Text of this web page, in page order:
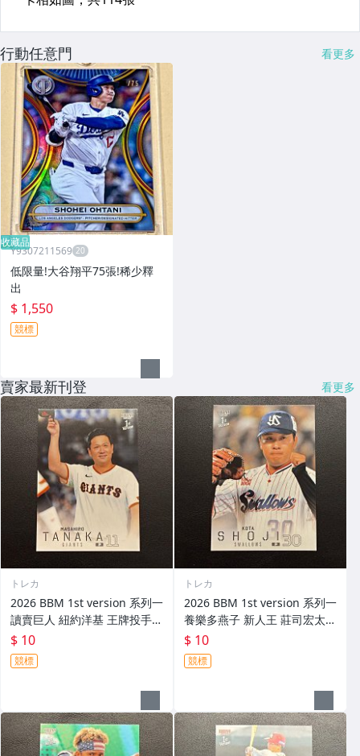
行動任意門 看更多
收藏品
Y9307211569
低限量!大谷翔平75張!稀少釋
出
$ 1,550
競標
賣家最新刊登 看更多
トレカ
2026 BBM 1st version 系列一
讀賣巨人 紐約洋基 王牌投手
田中將大 SSP 變異版 非 Epoc
h
$ 10
競標
トレカ
2026 BBM 1st version 系列一
養樂多燕子 新人王 莊司宏太
荘司宏太 SSP 變異版 非 Epoc
h
$ 10
競標